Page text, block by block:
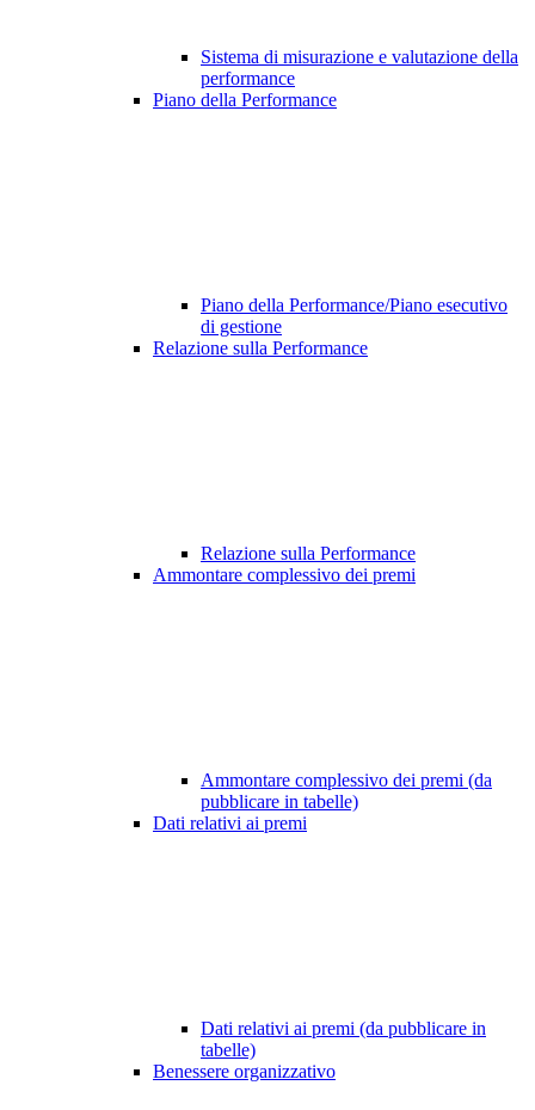
Sistema di misurazione e valutazione della
performance
Piano della Performance
Piano della Performance/Piano esecutivo
di gestione
Relazione sulla Performance
Relazione sulla Performance
Ammontare complessivo dei premi
Ammontare complessivo dei premi (da
pubblicare in tabelle)
Dati relativi ai premi
Dati relativi ai premi (da pubblicare in
tabelle)
Benessere organizzativo